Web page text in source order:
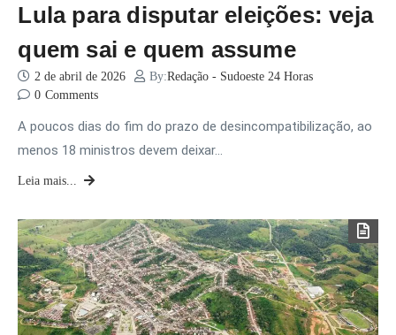
Lula para disputar eleições: veja
quem sai e quem assume
2 de abril de 2026 By:Redação - Sudoeste 24 Horas
0 Comments
A poucos dias do fim do prazo de desincompatibilização, ao
menos 18 ministros devem deixar…
Leia mais...